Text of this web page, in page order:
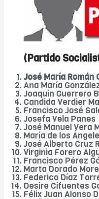
(Partido
José María Román
Ana María
Joaquín Guerrero
Candida Verdier
Francisco José
Josefa Vela Panes
José Manuel Vera
María de los
José Alberto Cruz
Virginia Forero
Francisco Pérez
Marta Dorado
Federico Díaz
Desire Cifuentes
Félix Juan Alonso